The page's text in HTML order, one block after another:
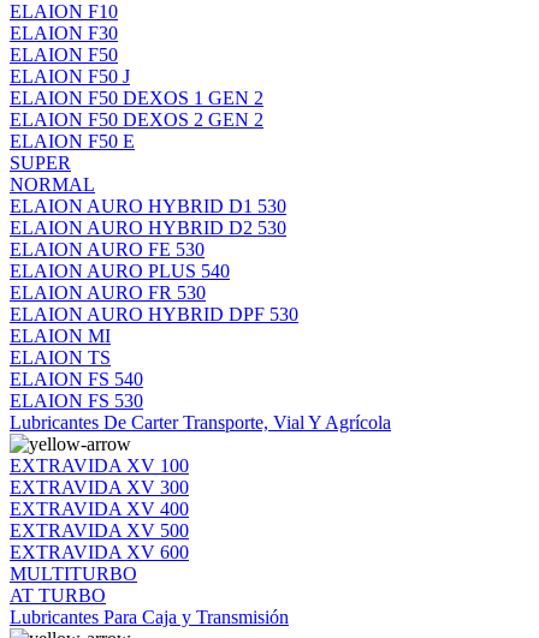
ELAION F10
ELAION F30
ELAION F50
ELAION F50 J
ELAION F50 DEXOS 1 GEN 2
ELAION F50 DEXOS 2 GEN 2
ELAION F50 E
SUPER
NORMAL
ELAION AURO HYBRID D1 530
ELAION AURO HYBRID D2 530
ELAION AURO FE 530
ELAION AURO PLUS 540
ELAION AURO FR 530
ELAION AURO HYBRID DPF 530
ELAION MI
ELAION TS
ELAION FS 540
ELAION FS 530
Lubricantes De Carter Transporte, Vial Y Agrícola
EXTRAVIDA XV 100
EXTRAVIDA XV 300
EXTRAVIDA XV 400
EXTRAVIDA XV 500
EXTRAVIDA XV 600
MULTITURBO
AT TURBO
Lubricantes Para Caja y Transmisión